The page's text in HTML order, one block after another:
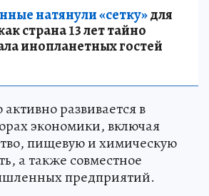
натянули «сетку»для
страна 13 лет тайно
инопланетных гостей
развивается в
экономики, включая
пищевую и химическую
а также совместное
предприятий.